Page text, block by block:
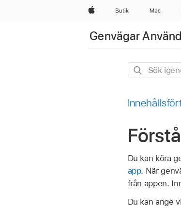
AppleButik Mac
Genvägar
Sök
här
Du kan köra
app. När
från appen.
Du kan ange